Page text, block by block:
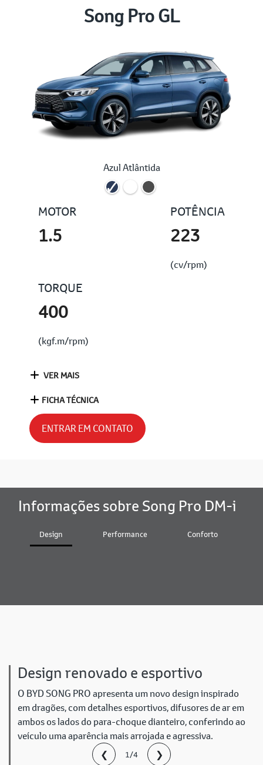
Song Pro GL
Azul Atlântida
MOTOR
1.5
POTÊNCIA
223
(cv/rpm)
TORQUE
400
(kgf.m/rpm)
VER MAIS
FICHA TÉCNICA
ENTRAR EM CONTATO
Informações sobre Song Pro DM-i
Design Performance Conforto
Design renovado e esportivo
O BYD SONG PRO apresenta um novo design inspirado
em dragões, com detalhes esportivos, difusores de ar em
ambos os lados do para-choque dianteiro, conferindo ao
veículo uma aparência mais arrojada e agressiva.
❮
1/4 ❯